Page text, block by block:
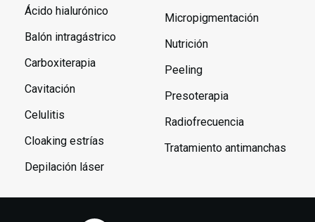
Ácido hialurónico
Balón intragástrico
Carboxiterapia
Cavitación
Celulitis
Cloaking estrías
Depilación láser
Micropigmentación
Nutrición
Peeling
Presoterapia
Radiofrecuencia
Tratamiento antimanchas